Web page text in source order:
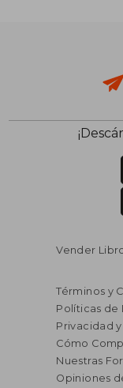
Vender
Términos y
Políticas de
Privacidad
Cómo
Nuestras
Opiniones